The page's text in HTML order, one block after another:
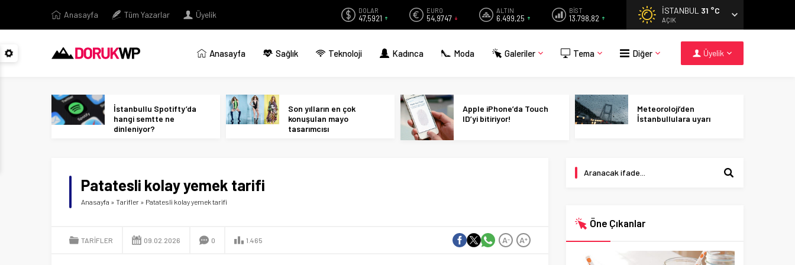
Anasayfa Tüm Yazarlar Üyelik DOLAR
47,5921
EURO
54,9747
ALTIN
6.499,25
BİST
13.798,82
İSTANBUL 31 °C
AÇIK
Anasayfa Sağlık Teknoloji Kadınca Moda Galeriler Tema Diğer Üyelik
İstanbullu Spotifty’da
hangi semtte ne
dinleniyor?
Son yılların en çok
konuşulan mayo
tasarımcısı
Apple iPhone’da Touch
ID’yi bitiriyor!
Meteoroloji’den
İstanbullulara uyarı
Patatesli kolay yemek tarifi
Anasayfa » Tarifler » Patatesli kolay yemek tarifi
TARIFLER 09.02.2026 0 1.465 A+
A-
Öne Çıkanlar